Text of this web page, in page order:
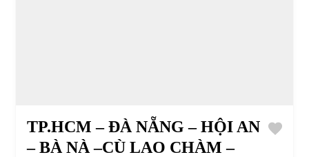
TP.HCM – ĐÀ NẴNG – HỘI AN
– BÀ NÀ –CÙ LAO CHÀM –